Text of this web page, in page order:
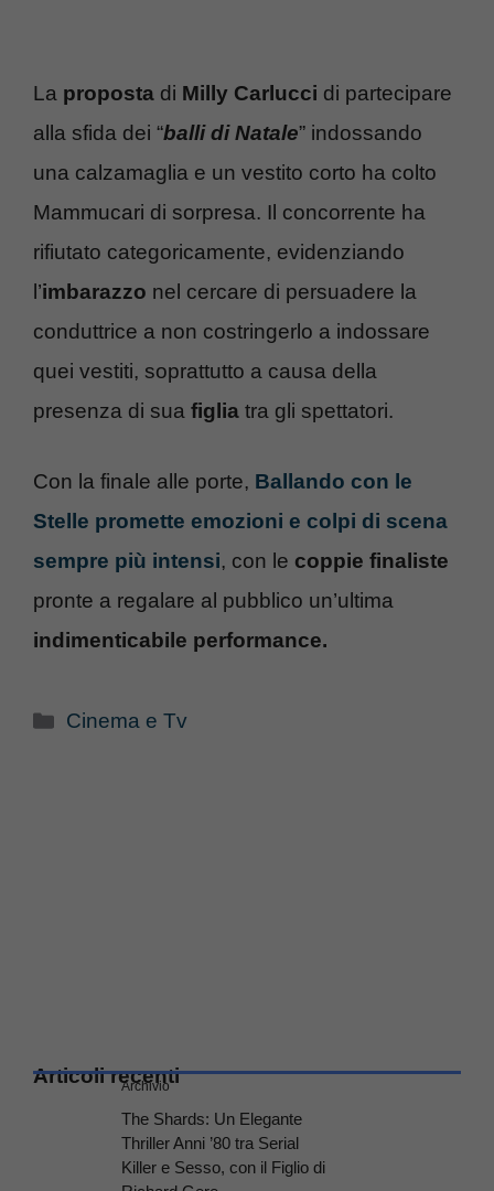
La proposta di Milly Carlucci di partecipare
alla sfida dei “balli di Natale” indossando
una calzamaglia e un vestito corto ha colto
Mammucari di sorpresa. Il concorrente ha
rifiutato categoricamente, evidenziando
l’imbarazzo nel cercare di persuadere la
conduttrice a non costringerlo a indossare
quei vestiti, soprattutto a causa della
presenza di sua figlia tra gli spettatori.
Con la finale alle porte, Ballando con le
Stelle promette emozioni e colpi di scena
sempre più intensi, con le coppie finaliste
pronte a regalare al pubblico un’ultima
indimenticabile performance.
Categorie
Cinema e Tv
Articoli recenti
Archivio
The Shards: Un Elegante
Thriller Anni ’80 tra Serial
Killer e Sesso, con il Figlio di